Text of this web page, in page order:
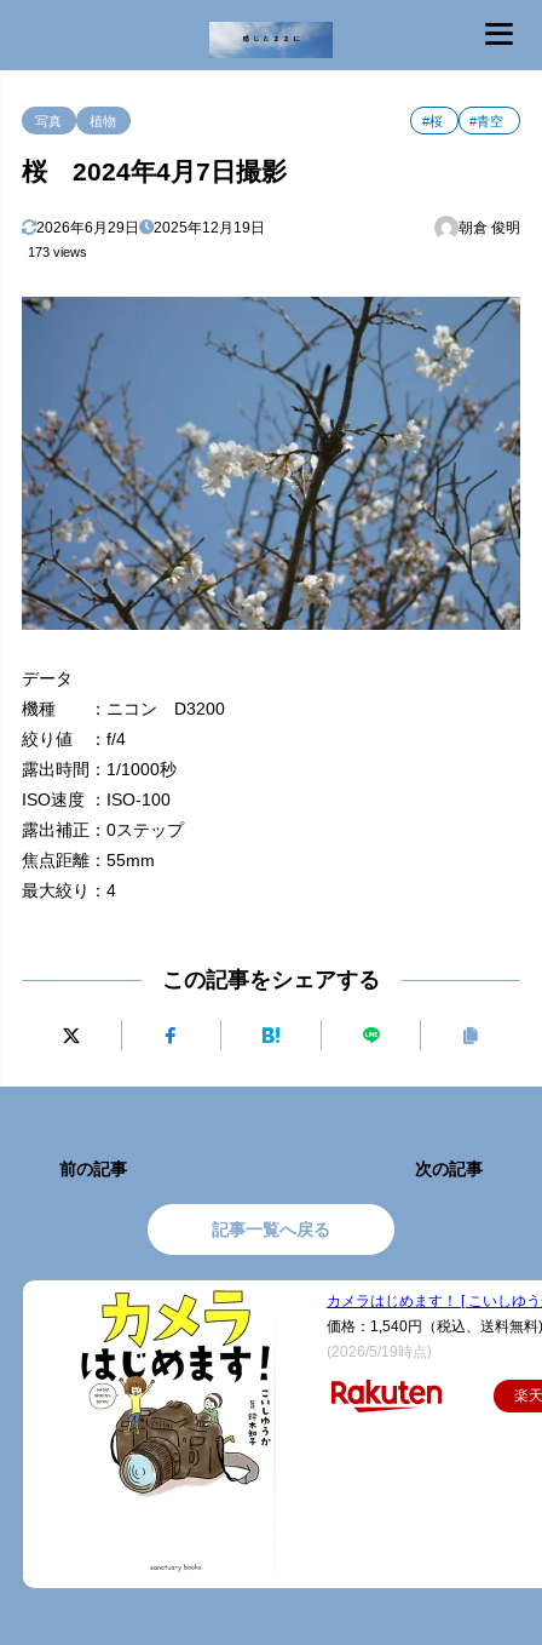
写真 植物 #桜 #青空
桜 2024年4月7日撮影
2026年6月29日 2025年12月19日 朝倉 俊明
173 views
データ
機種 ：ニコン D3200
絞り値 ：f/4
露出時間：1/1000秒
ISO速度 ：ISO-100
露出補正：0ステップ
焦点距離：55mm
最大絞り：4
この記事をシェアする
前の記事
記事一覧へ戻る
次の記事
カメラはじめます！ [ こいしゆ
価格：1,540円（税込、送料無料)
(2026/5/19時点)
楽